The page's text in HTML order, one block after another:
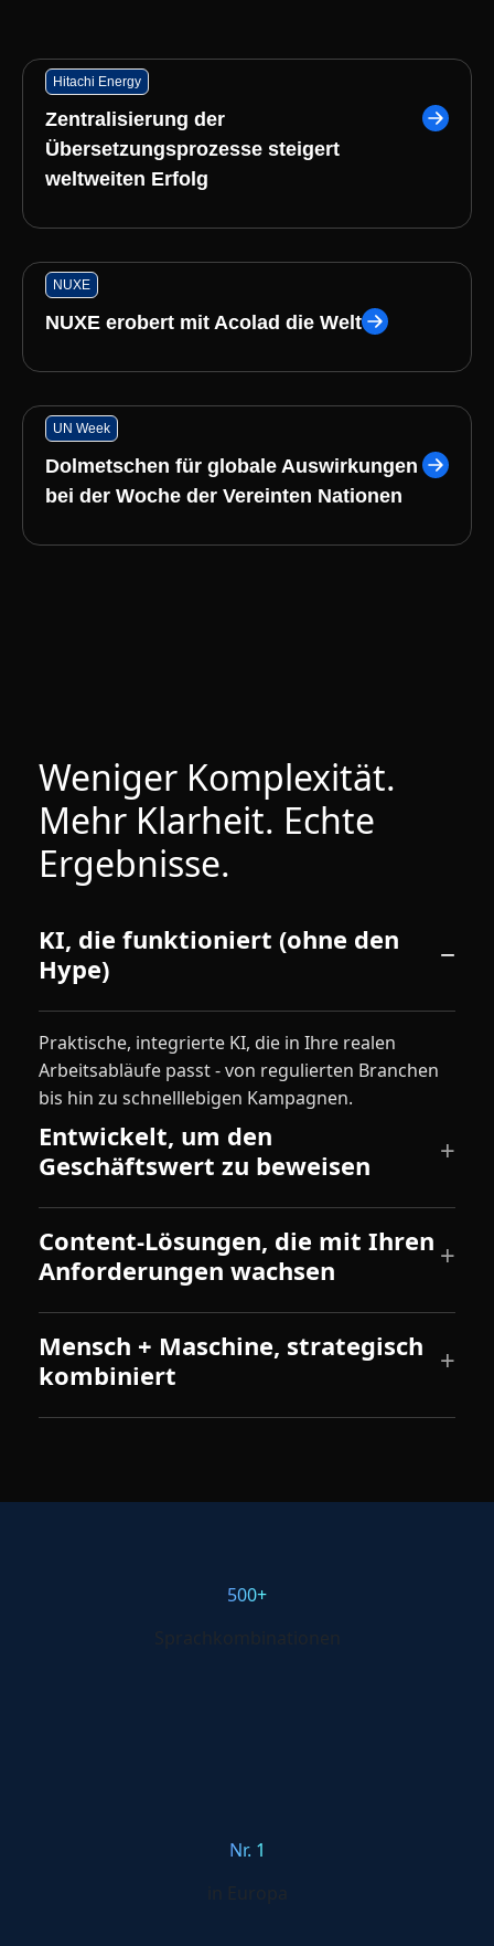
Hitachi Energy
Zentralisierung der
Übersetzungsprozesse steigert
weltweiten Erfolg
NUXE
NUXE erobert mit Acolad die Welt
UN Week
Dolmetschen für globale Auswirkungen
bei der Woche der Vereinten Nationen
Weniger Komplexität.
Mehr Klarheit. Echte
Ergebnisse.
KI, die funktioniert (ohne den
Hype)
Praktische, integrierte KI, die in Ihre realen
Arbeitsabläufe passt - von regulierten Branchen
bis hin zu schnelllebigen Kampagnen.
Entwickelt, um den
Geschäftswert zu beweisen
Content-Lösungen, die mit Ihren
Anforderungen wachsen
Mensch + Maschine, strategisch
kombiniert
500+
Nr. 1